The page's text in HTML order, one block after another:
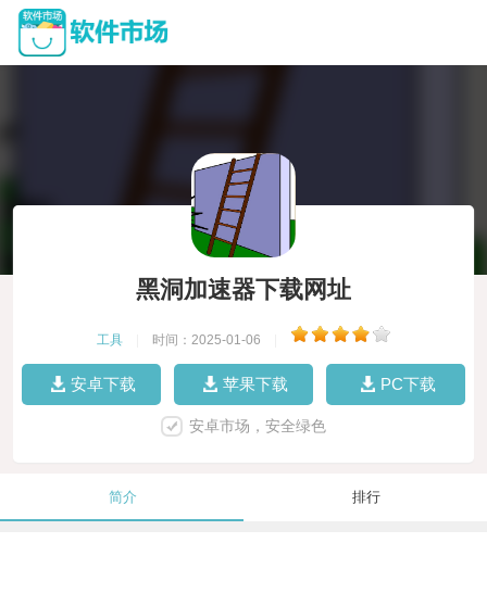
黑洞加速器下载网址
工具 时间：2025-01-06
安卓下载 苹果下载 PC下载
安卓市场，安全绿色
简介 排行